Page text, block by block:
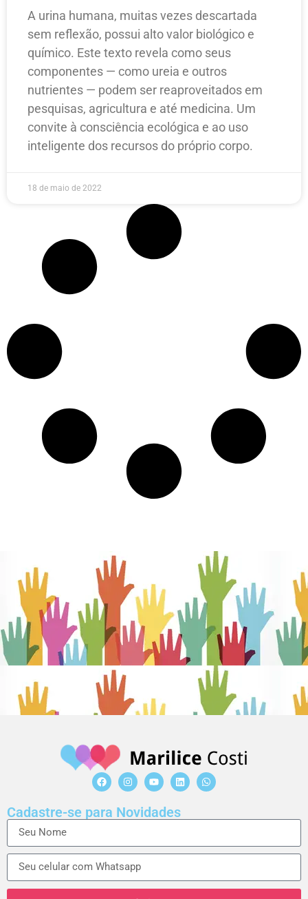
A urina humana, muitas vezes descartada
sem reflexão, possui alto valor biológico e
químico. Este texto revela como seus
componentes — como ureia e outros
nutrientes — podem ser reaproveitados em
pesquisas, agricultura e até medicina. Um
convite à consciência ecológica e ao uso
inteligente dos recursos do próprio corpo.
18 de maio de 2022
Cadastre-se para Novidades